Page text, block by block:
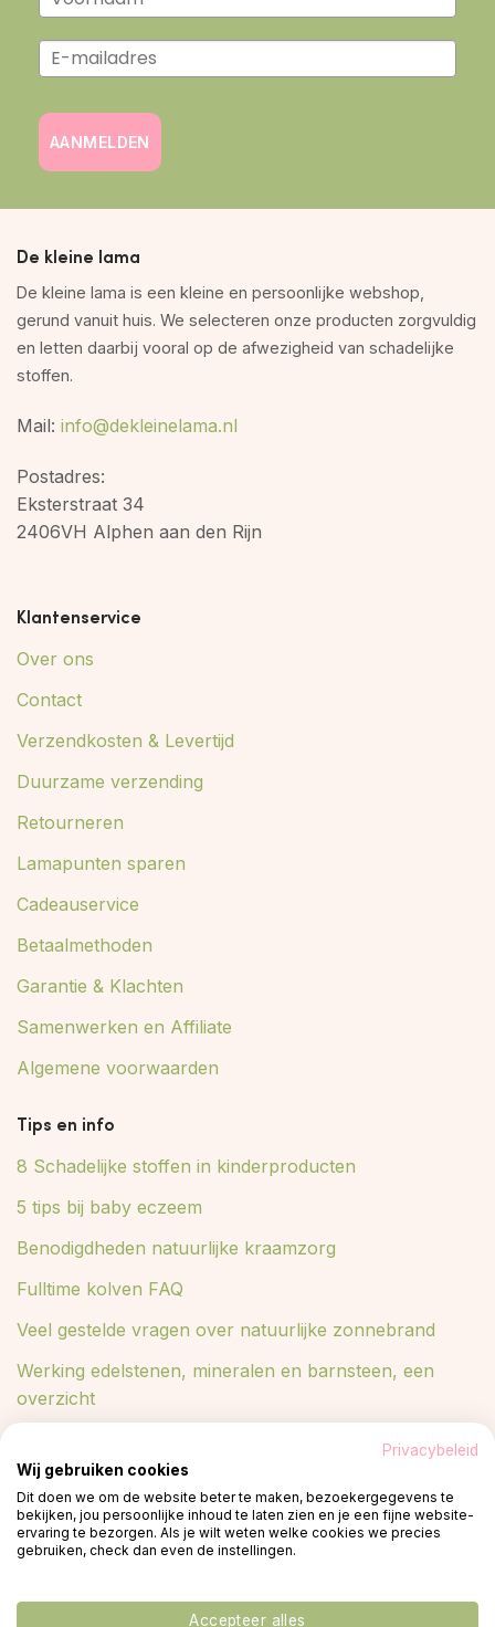
AANMELDEN
De kleine lama
De kleine lama is een kleine en persoonlijke webshop,
gerund vanuit huis. We selecteren onze producten zorgvuldig
en letten daarbij vooral op de afwezigheid van schadelijke
stoffen.
Mail: info@dekleinelama.nl
Postadres:
Eksterstraat 34
2406VH Alphen aan den Rijn
Klantenservice
Over ons
Contact
Verzendkosten & Levertijd
Duurzame verzending
Retourneren
Lamapunten sparen
Cadeauservice
Betaalmethoden
Garantie & Klachten
Samenwerken en Affiliate
Algemene voorwaarden
Tips en info
8 Schadelijke stoffen in kinderproducten
5 tips bij baby eczeem
Benodigdheden natuurlijke kraamzorg
Fulltime kolven FAQ
Veel gestelde vragen over natuurlijke zonnebrand
Werking edelstenen, mineralen en barnsteen, een
overzicht
Blog
Privacybeleid
Wij gebruiken cookies
Dit doen we om de website beter te maken, bezoekergegevens te
bekijken, jou persoonlijke inhoud te laten zien en je een fijne website-
ervaring te bezorgen. Als je wilt weten welke cookies we precies
gebruiken, check dan even de instellingen.
Accepteer alles